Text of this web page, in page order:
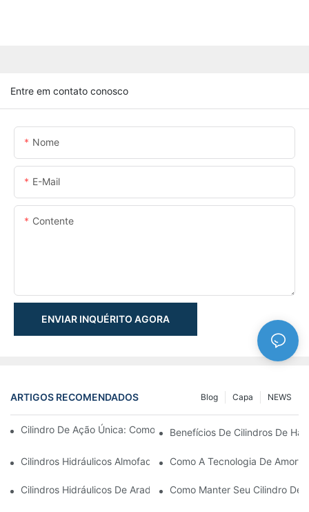
Entre em contato conosco
Nome
E-Mail
Contente
ENVIAR INQUÉRITO AGORA
ARTIGOS RECOMENDADOS NEWS
Capa
Blog
Cilindro De Ação Única: Como Funciona & Aplicações Comuns
Benefícios De Cilindros De
Cilindros Hidráulicos Almofadados: Reduzindo O Impacto &
Como A Tecnologia De
Cilindros Hidráulicos De Arado De Neve: Principais Recursos
Como Manter Seu Cilindro De